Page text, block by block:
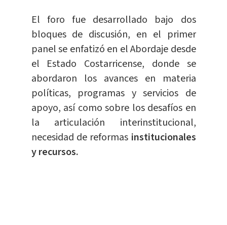
El foro fue desarrollado bajo dos
bloques de discusión, en el primer
panel se enfatizó en el Abordaje desde
el Estado Costarricense, donde se
abordaron los avances en materia
políticas, programas y servicios de
apoyo, así como sobre los desafíos en
la articulación interinstitucional,
necesidad de reformas institucionales
y recursos.